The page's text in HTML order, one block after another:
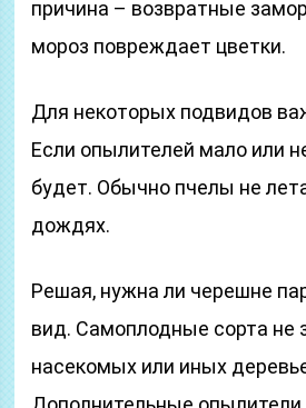
причина – возвратные
мороз повреждает цветки.
Для некоторых подвидов
Если опылителей мало или
будет. Обычно пчелы не
дождях.
Решая, нужна ли черешне
вид. Самоплодные сорта не
насекомых или иных